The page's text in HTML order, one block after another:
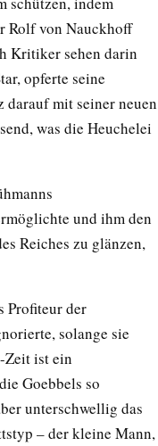
Rolf von Nauckhoff
Kritiker sehen darin
opferte seine
mit seiner neuen
was die Heuchelei
und ihm den
Reiches zu glänzen,
Profiteur der
solange sie
Zeit ist ein
Goebbels so
unterschwellig das
– der kleine Mann,